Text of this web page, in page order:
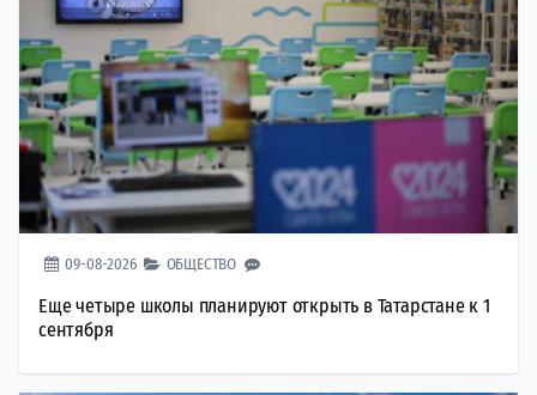
09-08-2026 ОБЩЕСТВО
Еще четыре школы планируют открыть в Татарстане к 1
сентября